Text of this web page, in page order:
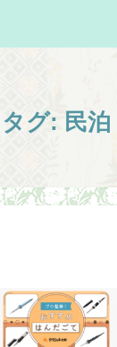
タグ: 民泊